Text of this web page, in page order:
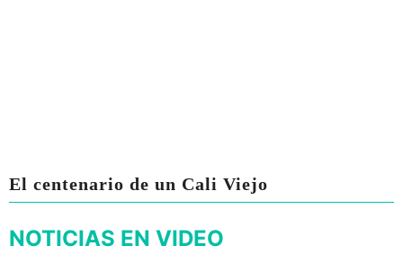
El centenario de un Cali Viejo
NOTICIAS EN VIDEO